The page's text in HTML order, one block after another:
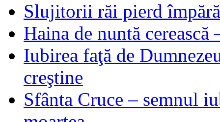
Slujitorii răi pierd
Haina de nuntă
Iubirea faţă de
creştine
Sfânta Cruce – semnul